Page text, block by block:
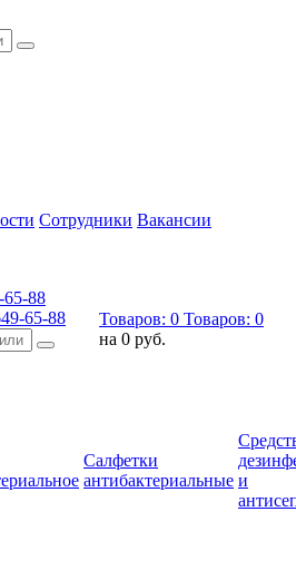
Сотрудники Вакансии
65-88
65-88 Товаров: 0 Товаров: 0
на 0 руб.
Салфетки
антибактериальные и